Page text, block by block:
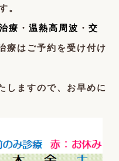
。
療 ・温熱高周波 ・ 交
療はご予約を受け付け
しますので、お早めに